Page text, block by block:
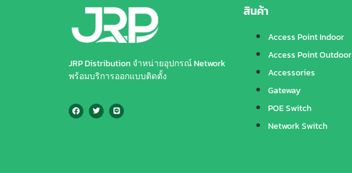
JRP Distribution จำหน่ายอุปกรณ์ Network
พร้อมบริการออกแบบติดตั้ง
สินค้า
Access Point Indoor
Access Point Outdoor
Accessories
Gateway
POE Switch
Network Switch